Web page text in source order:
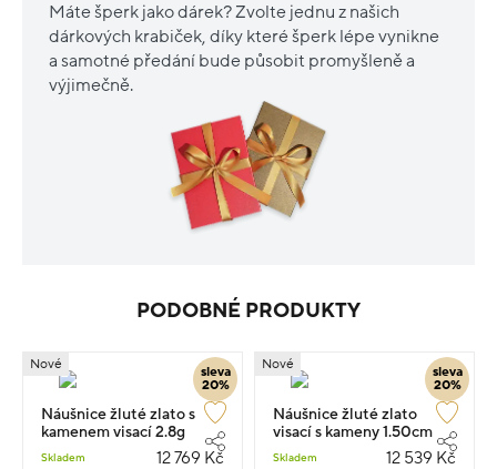
Máte šperk jako dárek? Zvolte jednu z našich
dárkových krabiček, díky které šperk lépe vynikne
a samotné předání bude působit promyšleně a
výjimečně.
PODOBNÉ PRODUKTY
sleva
20%
Nové
Náušnice žluté zlato s
kamenem visací 2.8g
Skladem 12 769 Kč
sleva
20%
Nové
Náušnice žluté zlato
visací s kameny 1.50cm
Skladem 12 539 Kč